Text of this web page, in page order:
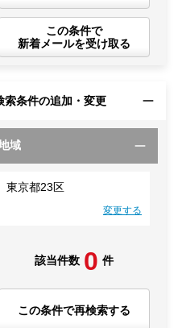
この条件で
新着メールを受け取る
索条件の追加・変更
域
東京都23区
変更する
該当件数 0 件
この条件で再検索する